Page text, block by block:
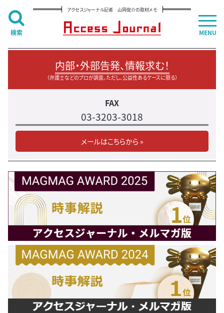
アクセスジャーナル記者 山岡俊介の取材メモ
内部・外部告発、情報求む！
（弁護士などのプロが調査。ただし、公益性あるケースに限る）
FAX
03-3203-3018
メールはこちらから »
MENU
検索